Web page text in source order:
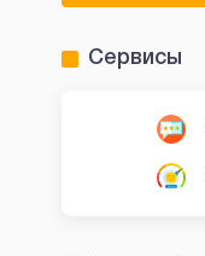
Сервисы